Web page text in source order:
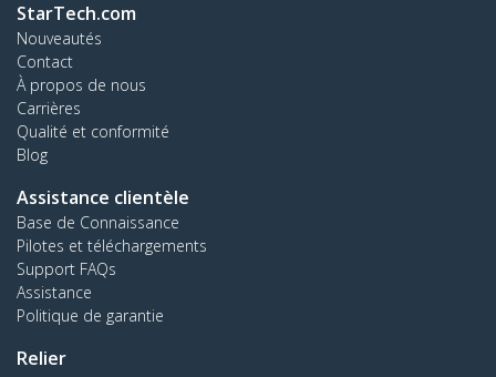
StarTech.com
Nouveautés
Contact
À propos de nous
Carrières
Qualité et conformité
Blog
Assistance clientèle
Base de Connaissance
Pilotes et téléchargements
Support FAQs
Assistance
Politique de garantie
Relier